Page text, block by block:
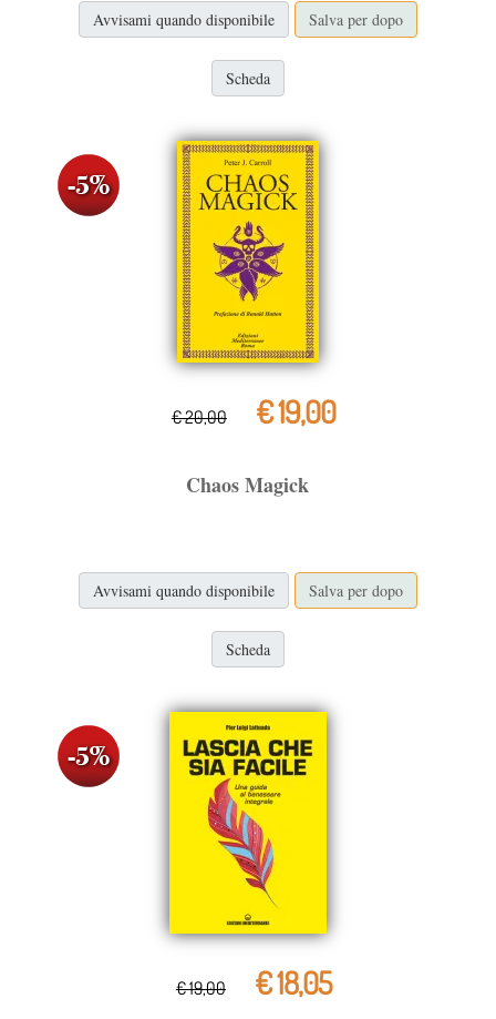
Avvisami quando disponibile Salva per dopo
Scheda
€ 20,00 € 19,00
Chaos Magick
Avvisami quando disponibile Salva per dopo
Scheda
€ 19,00 € 18,05